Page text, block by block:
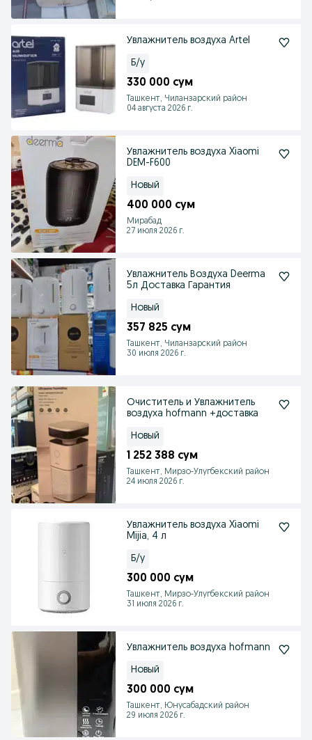
Увлажнитель воздуха Artel
Б/у
330 000 сум
Ташкент, Чиланзарский район
04 августа 2026 г.
Увлажнитель воздуха Xiaomi
DEM-F600
Новый
400 000 сум
Мирабад
27 июля 2026 г.
Увлажнитель Воздуха Deerma
5л Доставка Гарантия
Новый
357 825 сум
Ташкент, Чиланзарский район
30 июля 2026 г.
Очиститель и Увлажнитель
воздуха hofmann +доставка
Новый
1 252 388 сум
Ташкент, Мирзо-Улугбекский район
24 июля 2026 г.
Увлажнитель воздуха Xiaomi
Mijia, 4 л
Б/у
300 000 сум
Ташкент, Мирзо-Улугбекский район
31 июля 2026 г.
Увлажнитель воздуха hofmann
Новый
300 000 сум
Ташкент, Юнусабадский район
29 июля 2026 г.